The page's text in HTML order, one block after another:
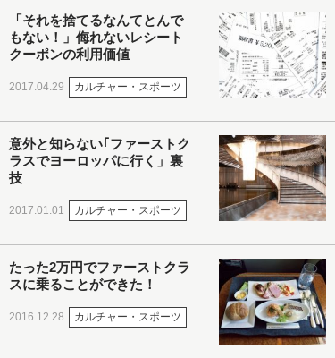
「それを捨てるなんてとんで
もない！」侮れないレシート
クーポンの利用価値
2017.04.29 カルチャー・スポーツ
意外と知らない｢ファーストク
ラスでヨーロッパに行く」裏
技
2017.01.01 カルチャー・スポーツ
たった2万円でファーストクラ
スに乗ることができた！
2016.12.28 カルチャー・スポーツ